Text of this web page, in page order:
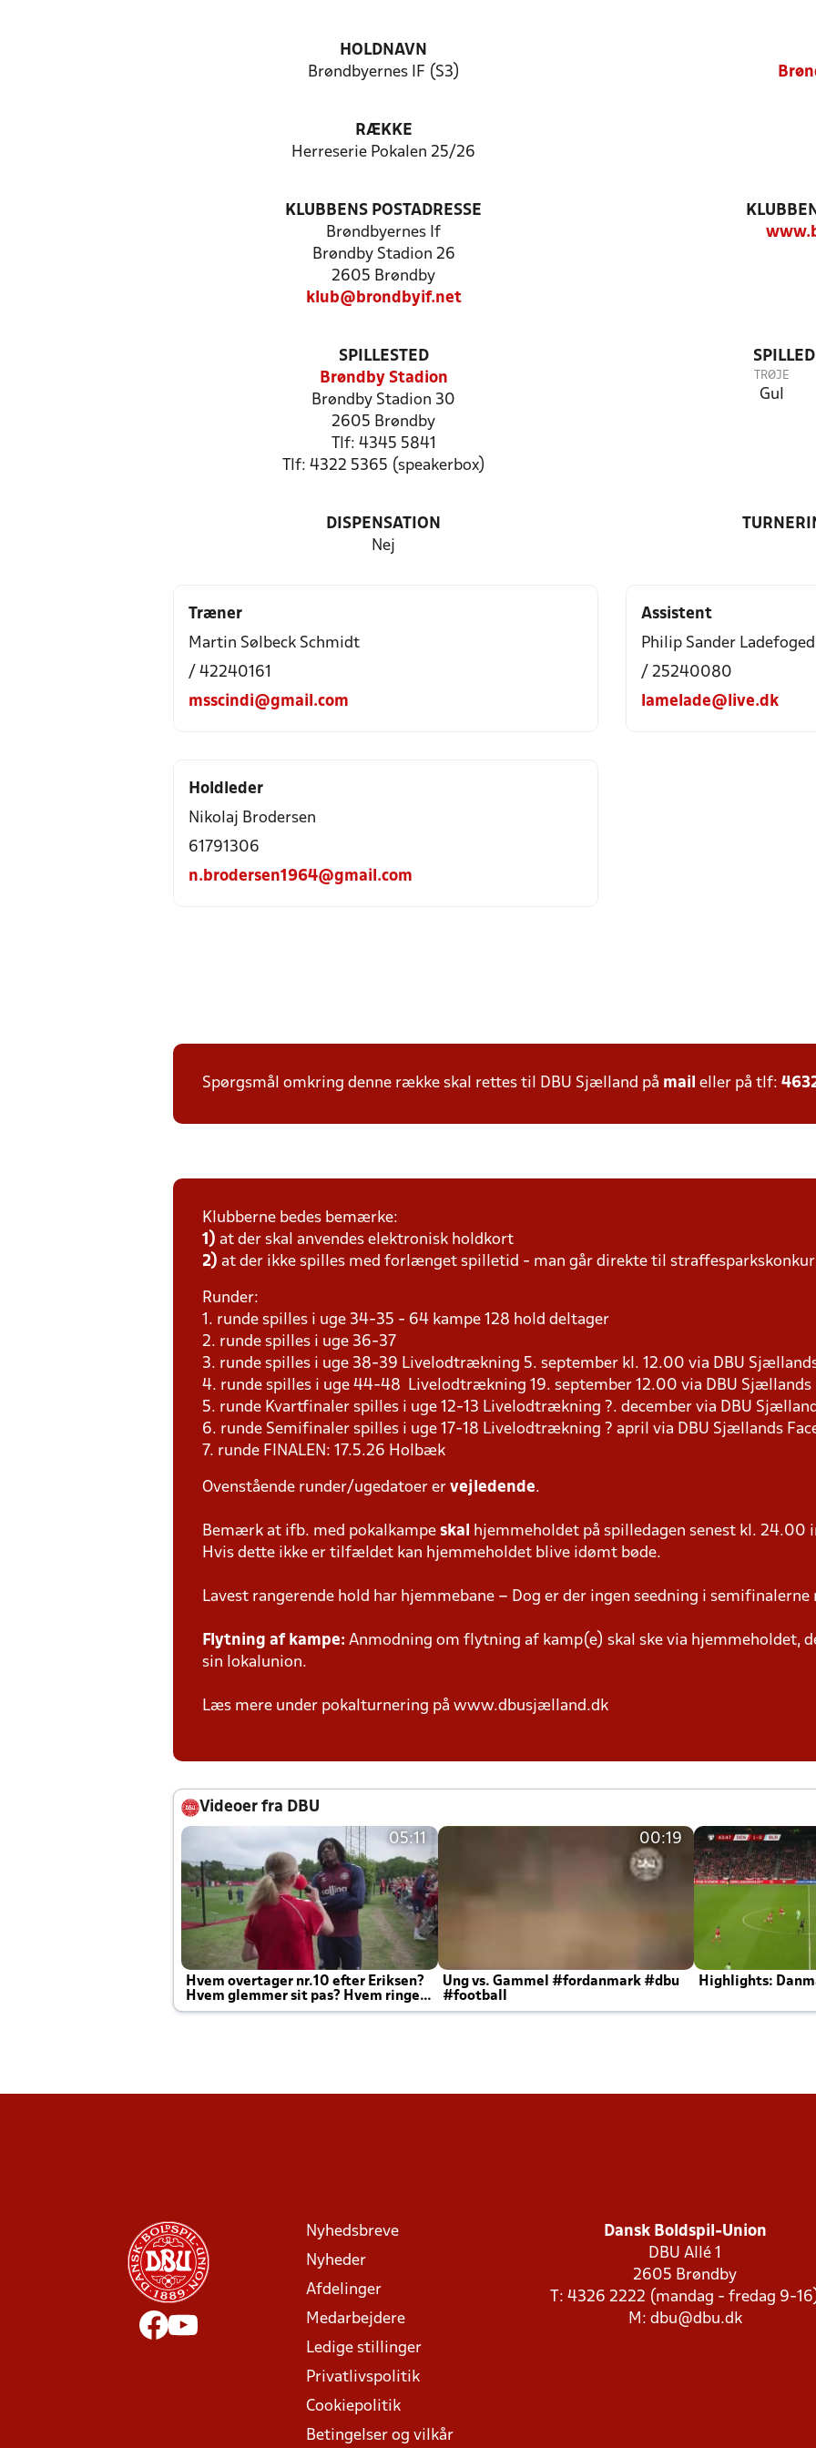
HOLDNAVN
Brøndbyernes IF (S3)
RÆKKE
Herreserie Pokalen 25/26
KLUBBENS POSTADRESSE
Brøndbyernes If
Brøndby Stadion 26
2605 Brøndby
klub@brondbyif.net
SPILLESTED
Brøndby Stadion
Brøndby Stadion 30
2605 Brøndby
Tlf: 4345 5841
Tlf: 4322 5365 (speakerbox)
TRØJE
Gul
DISPENSATION
Nej
Træner
Martin Sølbeck Schmidt
/ 42240161
msscindi@gmail.com
Assistent
Philip Sander Ladefoged
/ 25240080
lamelade@live.dk
Holdleder
Nikolaj Brodersen
61791306
n.brodersen1964@gmail.com
Spørgsmål omkring denne række skal rettes til DBU Sjælland på mail eller på tlf:
Klubberne bedes bemærke:
1) at der skal anvendes elektronisk holdkort
2) at der ikke spilles med forlænget spilletid - man går direkte til
Runder:
1. runde spilles i uge 34-35 - 64 kampe 128 hold deltager
2. runde spilles i uge 36-37
3. runde spilles i uge 38-39 Livelodtrækning 5. september kl. 12.00 via DBU
4. runde spilles i uge 44-48 Livelodtrækning 19. september 12.00 via DBU Sjællands
5. runde Kvartfinaler spilles i uge 12-13 Livelodtrækning ?. december via DBU
6. runde Semifinaler spilles i uge 17-18 Livelodtrækning ? april via DBU Sjællands
7. runde FINALEN: 17.5.26 Holbæk
Ovenstående runder/ugedatoer er vejledende.
Bemærk at ifb. med pokalkampe skal
hjemmeholdet på spilledagen senest kl. 24.00
Hvis dette ikke er tilfældet kan hjemmeholdet blive idømt bøde.
Lavest rangerende hold har hjemmebane – Dog er der ingen seedning i
Flytning af kampe: Anmodning om flytning af kamp(e) skal ske via hjemmeholdet,
sin lokalunion.
Læs mere under pokalturnering på www.dbusjælland.dk
Videoer fra DBU
05:11
Hvem overtager nr.10 efter Eriksen?
Hvem glemmer sit pas? Hvem ringer
Joachim altid til efter kampe?
00:19
Ung vs. Gammel #fordanmark #dbu
#football
Highlights:
Nyhedsbreve
Nyheder
Afdelinger
Medarbejdere
Ledige stillinger
Privatlivspolitik
Cookiepolitik
Betingelser og vilkår
Dansk Boldspil-Union
DBU Allé 1
2605 Brøndby
T: 4326 2222 (mandag - fredag 9-
M: dbu@dbu.dk